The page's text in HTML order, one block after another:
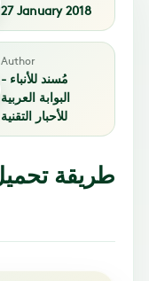
27 January 2018
Author
مُسند للأنباء -
البوابة العربية
للأحبار التقنية
طريقة